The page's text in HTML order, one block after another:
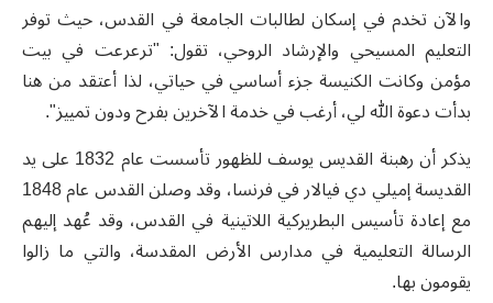
والآن تخدم في إسكان لطالبات الجامعة في القدس، حيث توفر
التعليم المسيحي والإرشاد الروحي، تقول: "ترعرعت في بيت
مؤمن وكانت الكنيسة جزء أساسي في حياتي، لذا أعتقد من هنا
بدأت دعوة الله لي، أرغب في خدمة الآخرين بفرح ودون تمييز".
يذكر أن رهبنة القديس يوسف للظهور تأسست عام 1832 على يد
القديسة إميلي دي فيالار في فرنسا، وقد وصلن القدس عام 1848
مع إعادة تأسيس البطريركية اللاتينية في القدس، وقد عُهد إليهم
الرسالة التعليمية في مدارس الأرض المقدسة، والتي ما زالوا
يقومون بها.